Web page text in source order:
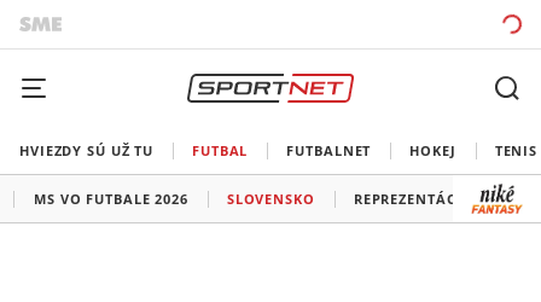
HVIEZDY SÚ UŽ TU FUTBAL FUTBALNET HOKEJ TENIS
MS VO FUTBALE 2026 SLOVENSKO REPREZENTÁCIE